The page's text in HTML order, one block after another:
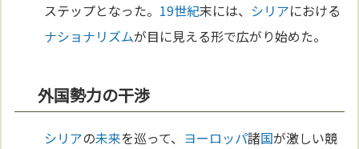
ステップとなった。 19世紀末には、 シリアにおける
ナショナリズムが目に見える形で広がり始めた。
外国勢力の干渉
シリアの未来を巡って、 ヨーロッパ諸国が激しい競